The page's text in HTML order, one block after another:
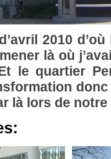
2010
là où
le quartier
donc
là lors de